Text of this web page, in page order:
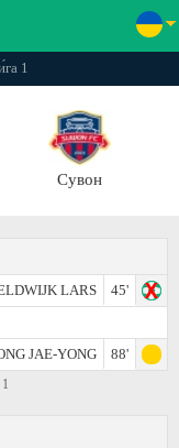
1
Сувон
LARS
45'
JAE-YONG
88'